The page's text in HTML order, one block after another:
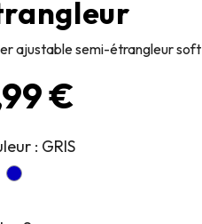
ajustable semi-étrangleur soft
€
: GRIS
Bleu foncé